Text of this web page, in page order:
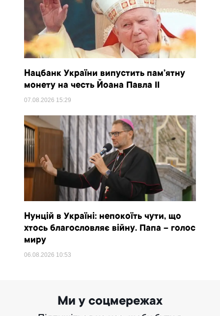
Нацбанк України випустить пам’ятну
монету на честь Йоана Павла II
07.08.2026 15:29
Нунцій в Україні: непокоїть чути, що
хтось благословляє війну. Папа – голос
миру
06.08.2026 10:53
Ми у соцмережах